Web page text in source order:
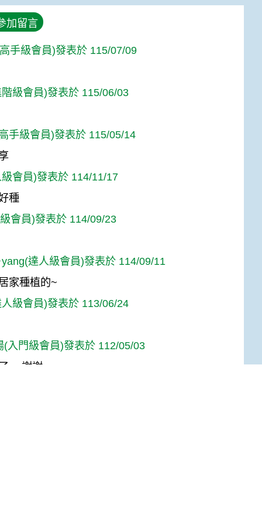
加留言
手級會員)發表於 115/07/09
級會員)發表於 115/06/03
手級會員)發表於 115/05/14
會員)發表於 114/11/17
種
會員)發表於 114/09/23
達人級會員)發表於 114/09/11
家種植的~
人級會員)發表於 113/06/24
(入門級會員)發表於 112/05/03
~~謝謝~~